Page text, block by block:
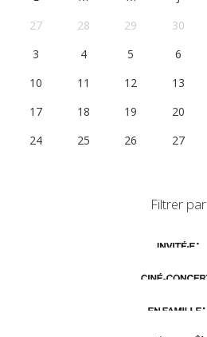
27
28 29 30
3
4 5 6
10
11 12 13
17
18 19 20
24
25 26 27
Filtrer par